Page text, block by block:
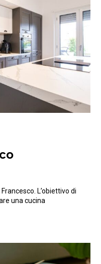
L’obiettivo di
una cucina